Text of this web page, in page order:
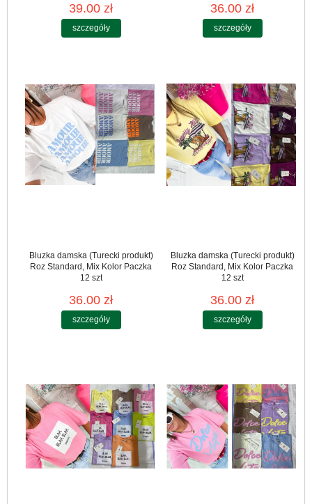
39.00 zł
szczegóły
36.00 zł
szczegóły
Bluzka damska (Turecki produkt)
Roz Standard, Mix Kolor Paczka
12 szt
36.00 zł
szczegóły
Bluzka damska (Turecki produkt)
Roz Standard, Mix Kolor Paczka
12 szt
36.00 zł
szczegóły